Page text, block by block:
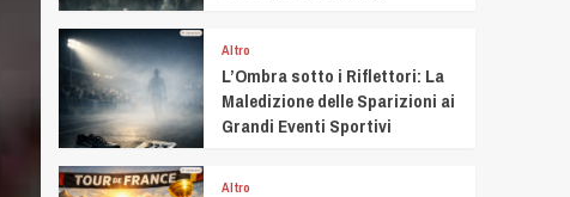
Altro
L’Ombra sotto i Riflettori: La
Maledizione delle Sparizioni ai
Grandi Eventi Sportivi
Altro